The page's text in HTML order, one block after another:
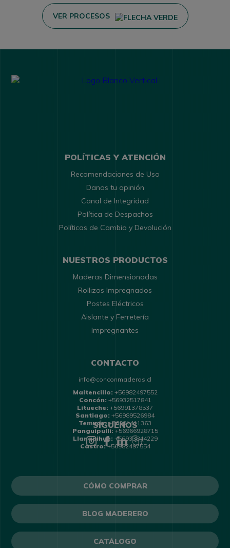
VER PROCESOS
POLÍTICAS Y ATENCIÓN
Recomendaciones de Uso
Danos tu opinión
Canal de Integridad
Política de Despachos
Políticas de Cambio y Devolución
NUESTROS PRODUCTOS
Maderas Dimensionadas
Rollizos Impregnados
Postes Eléctricos
Aislante y Ferretería
Impregnantes
CONTACTO
info@conconmaderas.cl
Maitencillo: +56982497552
Concón: +56932517841
Litueche: +56991378537
Santiago: +56989526984
Temuco:+56991411363
Panguipulli:+56966928715
Llanquihue: +56933844229
Castro:+56982497554
SÍGUENOS
CÓMO COMPRAR
BLOG MADERERO
CATÁLOGO